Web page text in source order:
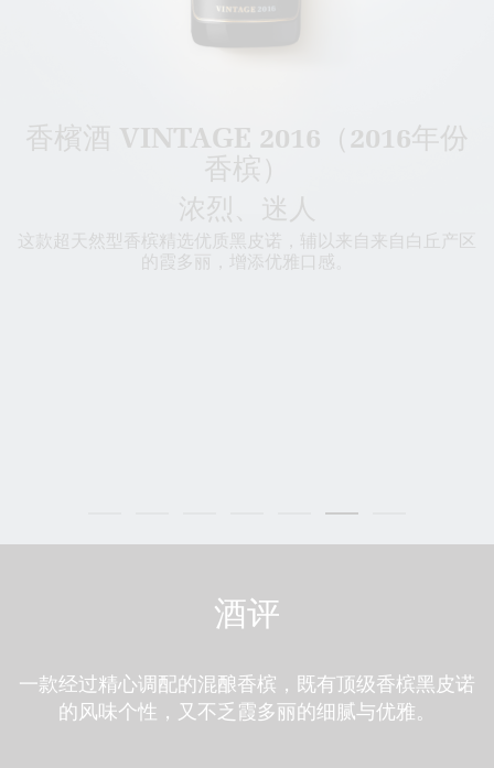
香檳酒 VINTAGE 2016（2016年份
香槟）
浓烈、迷人
这款超天然型香槟精选优质黑皮诺，辅以来自来自白丘产区
的霞多丽，增添优雅口感。
酒评
一款经过精心调配的混酿香槟，既有顶级香槟黑皮诺
的风味个性，又不乏霞多丽的细腻与优雅。